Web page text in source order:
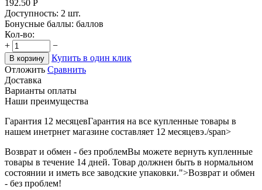
192.50 Р
Доступность: 2 шт.
Бонусные баллы: баллов
Кол-во:
+
−
В корзину
Купить в один клик
Отложить Сравнить
Доставка
Варианты оплаты
Наши преимущества
Гарантия 12 месяцевГарантия на все купленные товары в
нашем инетрнет магазине составляет 12 месяцевэ./span>
Возврат и обмен - без проблемВы можете вернуть купленные
товары в течение 14 дней. Товар должнен быть в нормальном
состоянии и иметь все заводские упаковки.">Возврат и обмен
- без проблем!